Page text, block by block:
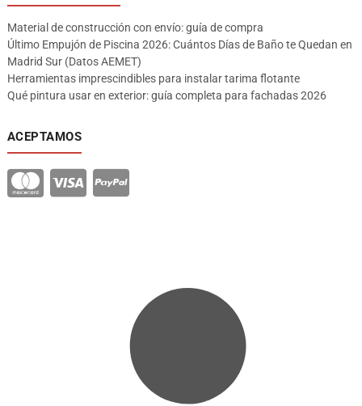
Material de construcción con envío: guía de compra
Último Empujón de Piscina 2026: Cuántos Días de Baño te Quedan en
Madrid Sur (Datos AEMET)
Herramientas imprescindibles para instalar tarima flotante
Qué pintura usar en exterior: guía completa para fachadas 2026
ACEPTAMOS